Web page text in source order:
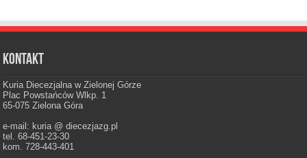
Kontakt
Kuria Diecezjalna w Zielonej Górze
Plac Powstańców Wlkp. 1
65-075 Zielona Góra
e-mail: kuria @ diecezjazg.pl
tel. 68-451-23-30
kom. 728-443-401